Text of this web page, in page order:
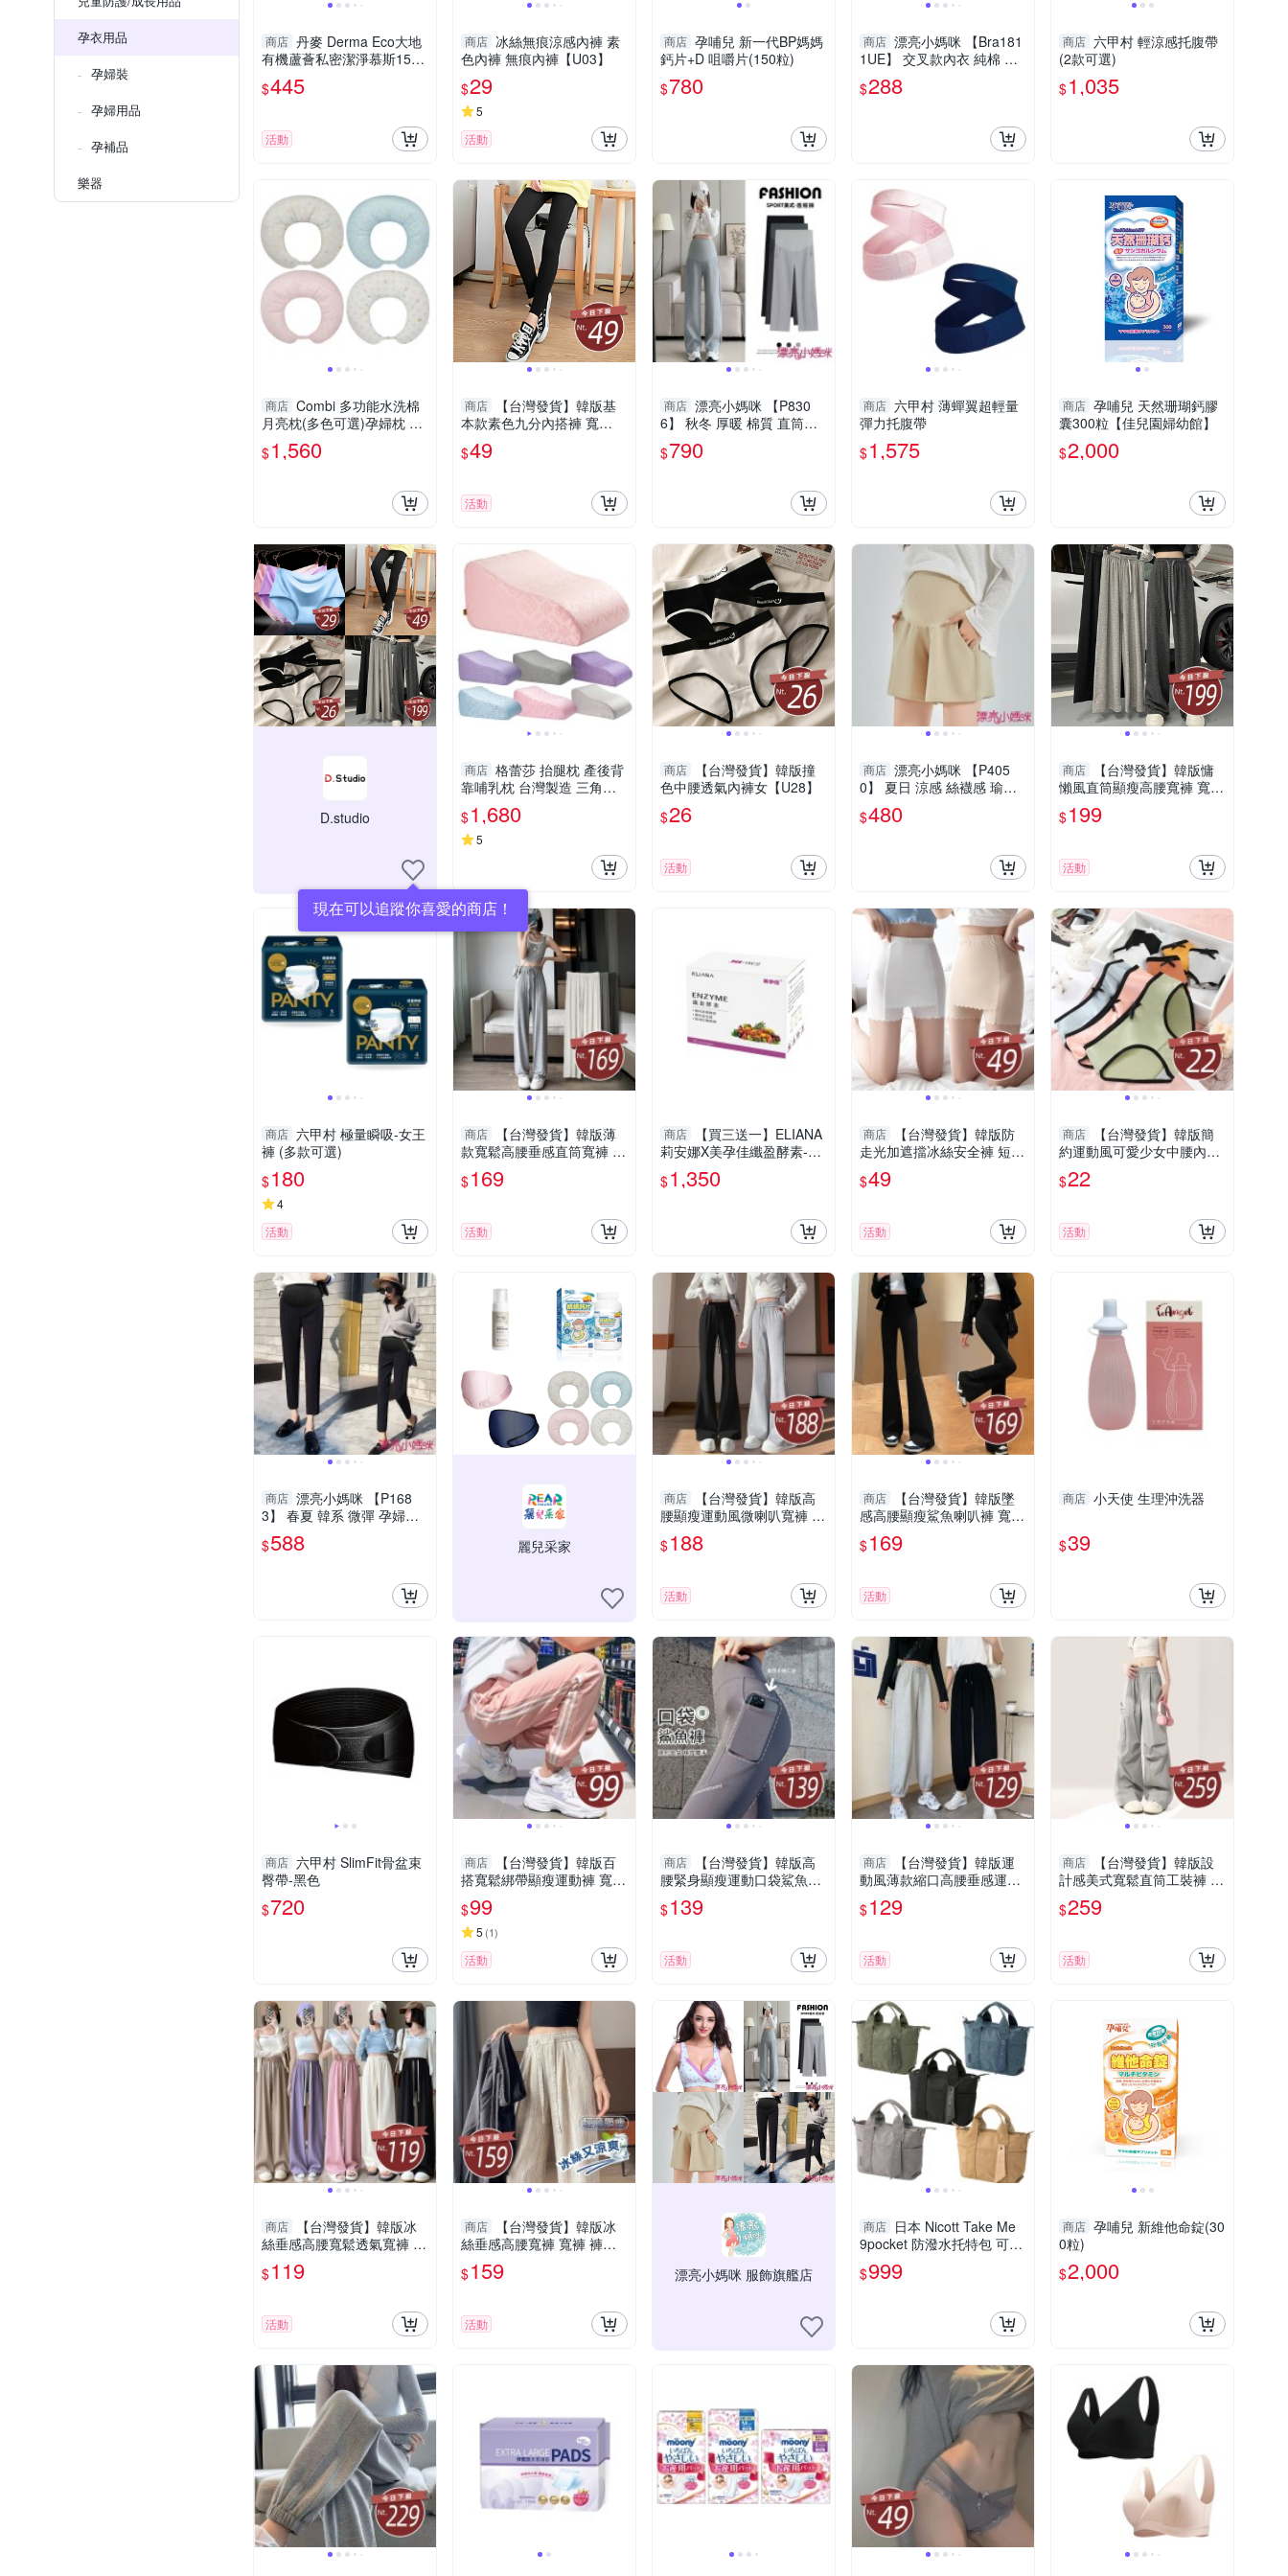
孕衣用品
孕婦裝
孕婦用品
孕補品
樂器
商店 丹麥 Derma Eco大地
有機蘆薈私密潔淨慕斯150
ML
$445
活動
商店 冰絲無痕涼感內褲 素
色內褲 無痕內褲【U03】
$29
5
活動
商店 孕哺兒 新一代BP媽媽
鈣片+D 咀嚼片(150粒)
$780
商店 漂亮小媽咪 【Bra181
1UE】 交叉款內衣 純棉 無
鋼圈 哺乳內衣 瑜珈內衣 運
動內衣 睡眠內衣 哺乳胸罩
$288
商店 六甲村 輕涼感托腹帶
(2款可選)
$1,035
商店 Combi 多功能水洗棉
月亮枕(多色可選)孕婦枕 哺
乳枕
$1,560
商店
【台灣發貨】韓版基
本款素色九分內搭褲 寬
褲 褲子 女裝【P230】
$49
活動
商店 漂亮小媽咪 【P830
6】 秋冬 厚暖 棉質 直筒褲
孕婦 運動 托腹褲 寬褲 闊腿
褲 孕婦長褲 孕婦褲 高腰
$790
商店 六甲村 薄蟬翼超輕量
彈力托腹帶
$1,575
商店 孕哺兒 天然珊瑚鈣膠
囊300粒【佳兒園婦幼館】
$2,000
D.studio
現在可以追蹤你喜愛的商店！
商店 格蕾莎 抬腿枕 產後背
靠哺乳枕 台灣製造 三角抬
腿枕 靠背枕 專利曲線 美腿
神器 GreySa
$1,680
5
商店
【台灣發貨】韓版撞
色中腰透氣內褲女【U28】
$26
活動
商店 漂亮小媽咪 【P405
0】 夏日 涼感 絲襪感 瑜珈
褲頭孕婦托腹褲 純色 高腰
托腹褲 孕婦短褲 孕婦裝
$480
商店
【台灣發貨】韓版慵
懶風直筒顯瘦高腰寬褲 寬
褲 褲子 女裝【P297】
$199
活動
商店 六甲村 極量瞬吸-女王
褲 (多款可選)
$180
4
活動
商店
【台灣發貨】韓版薄
款寬鬆高腰垂感直筒寬褲 寬
褲 褲子 女裝【P395】
$169
活動
商店
【買三送一】ELIANA
莉安娜X美孕佳纖盈酵素-粉
末30包｜織盈酵素｜莉安娜
纖盈酵素【六甲媽咪】
$1,350
商店
【台灣發貨】韓版防
走光加遮擋冰絲安全褲 短
褲 褲子 女裝【P340】
$49
活動
商店
【台灣發貨】韓版簡
約運動風可愛少女中腰內褲
【U14】
$22
活動
商店 漂亮小媽咪 【P168
3】 春夏 韓系 微彈 孕婦托
腹褲 高腰托腹褲 孕婦 高腰
西裝褲 九分褲 哈倫褲 老
$588 麗兒采家
商店
【台灣發貨】韓版高
腰顯瘦運動風微喇叭寬褲 寬
褲 褲子 女裝【P330】
$188
活動
商店
【台灣發貨】韓版墜
感高腰顯瘦鯊魚喇叭褲 寬
褲 褲子 女裝【P243】
$169
活動
商店 小天使 生理沖洗器
$39
商店 六甲村 SlimFit骨盆束
臀帶-黑色
$720
商店
【台灣發貨】韓版百
搭寬鬆綁帶顯瘦運動褲 寬
褲 褲子 女裝【P96】
$99
5 (1)
活動
商店
【台灣發貨】韓版高
腰緊身顯瘦運動口袋鯊魚褲
寬褲 褲子 女裝【P318】
$139
活動
商店
【台灣發貨】韓版運
動風薄款縮口高腰垂感運動
褲 寬褲 褲子 女裝【P179】
$129
活動
商店
【台灣發貨】韓版設
計感美式寬鬆直筒工裝褲 寬
褲 褲子 女裝c【P355】
$259
活動
商店
【台灣發貨】韓版冰
絲垂感高腰寬鬆透氣寬褲 寬
褲 褲子 女裝【P291】
$119
活動
商店
【台灣發貨】韓版冰
絲垂感高腰寬褲 寬褲 褲
子 女裝【P385】
$159
活動
漂亮小媽咪 服飾旗艦店
商店 日本 Nicott Take Me
9pocket 防潑水托特包 可側
背 媽媽包
$999
商店 孕哺兒 新維他命錠(30
0粒)
$2,000